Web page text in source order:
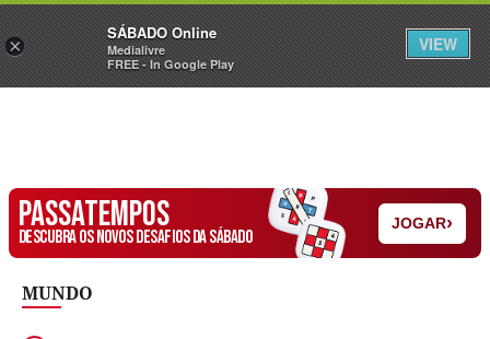
Sábado Assine Iniciar Sessão
PASSATEMPOS
DESCUBRA OS NOVOS DESAFIOS DA SÁBADO
JOGAR›
MUNDO
×
SÁBADO Online
Medialivre
FREE - In Google Play
VIEW